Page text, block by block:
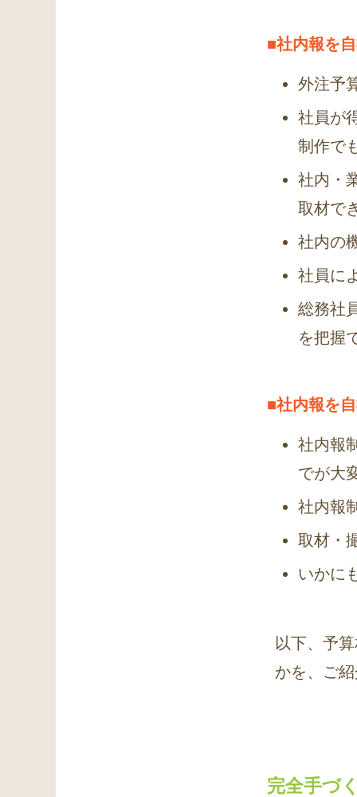
■社内報を
外注予
社員が
制作で
社内・
取材で
社内の
社員に
総務社
を把握
■社内報を
社内報
でが大
社内報
取材・
いかに
以下、予
かを、ご
完全手づ